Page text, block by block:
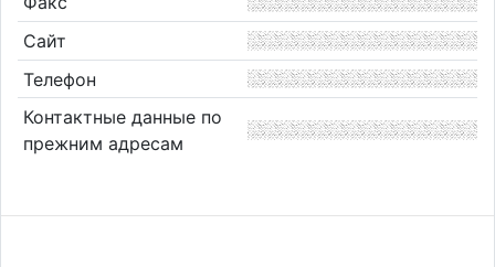
Сайт
Телефон
Контактные данные по
прежним адресам